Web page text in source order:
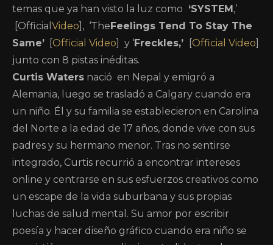
temas que ya han visto la luz como ‘SYSTEM ,’
[Official Video ], ‘The Feelings Tend To Stay The
Same’
Official Video ] y ‘Freckles,’ Official Video
junto con 8 pistas inéditas.
Curtis Waters nació en Nepal y emigró a
Alemania, luego se trasladó a Calgary cuando era
un niño. Él y su familia se establecieron en Carolina
del Norte a la edad de 17 años, donde vive con sus
padres y su hermano menor. Tras no sentirse
integrado, Curtis recurrió a encontrar intereses
online y centrarse en sus esfuerzos creativos como
un escape de la vida suburbana y sus propias
luchas de salud mental. Su amor por escribir
poesía y hacer diseño gráfico cuando era niño se